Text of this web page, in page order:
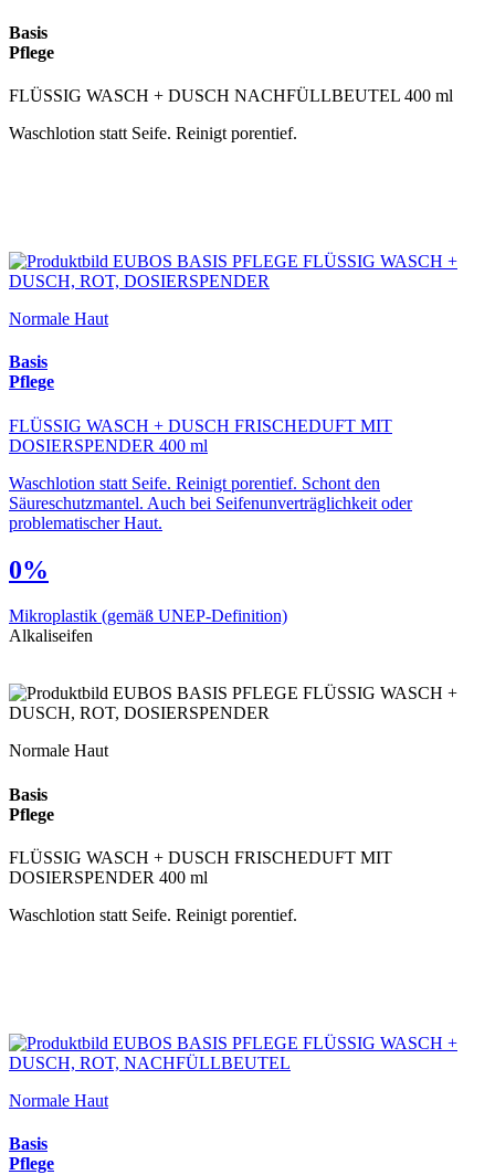
Basis
Pflege
FLÜSSIG WASCH + DUSCH NACHFÜLLBEUTEL 400 ml
Waschlotion statt Seife. Reinigt porentief.
Normale Haut
Basis
Pflege
FLÜSSIG WASCH + DUSCH FRISCHEDUFT MIT
DOSIERSPENDER 400 ml
Waschlotion statt Seife. Reinigt porentief. Schont den
Säureschutzmantel. Auch bei Seifenunverträglichkeit oder
problematischer Haut.
0%
Mikroplastik (gemäß UNEP-Definition)
Alkaliseifen
Normale Haut
Basis
Pflege
FLÜSSIG WASCH + DUSCH FRISCHEDUFT MIT
DOSIERSPENDER 400 ml
Waschlotion statt Seife. Reinigt porentief.
Normale Haut
Basis
Pflege